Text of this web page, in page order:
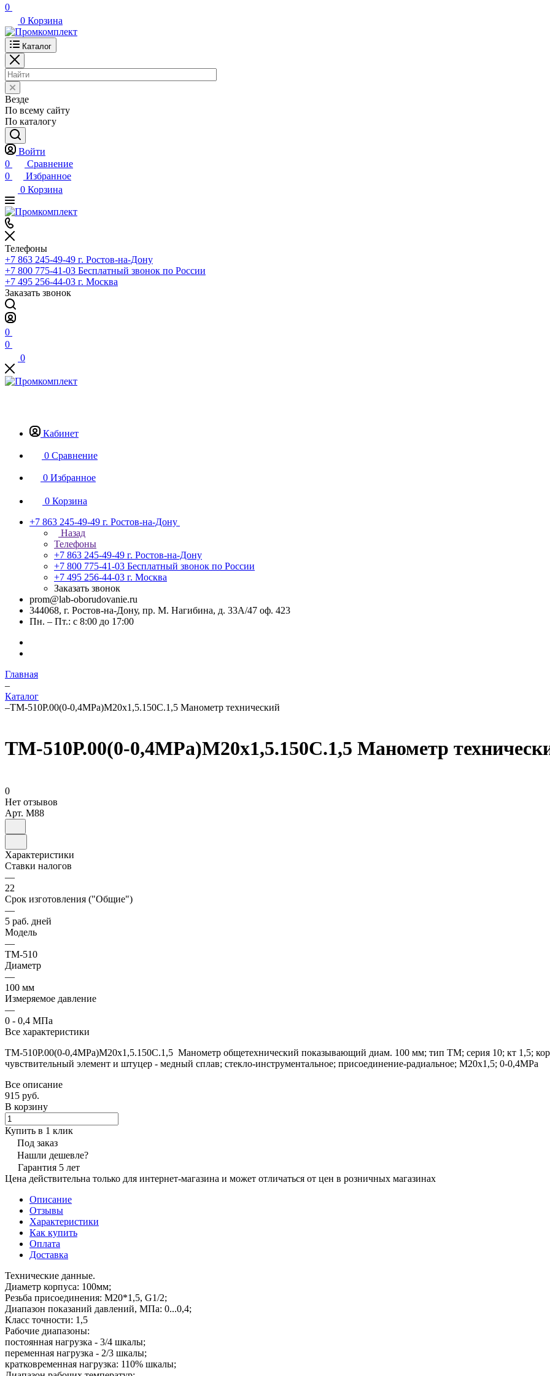
0
0 Корзина
Каталог
Везде
По всему сайту
По каталогу
Войти
0
Сравнение
0
Избранное
0 Корзина
Телефоны
+7 863 245-49-49 г. Ростов-на-Дону
+7 800 775-41-03 Бесплатный звонок по России
+7 495 256-44-03 г. Москва
Заказать звонок
0
0
0
Кабинет
0 Сравнение
0 Избранное
0 Корзина
+7 863 245-49-49 г. Ростов-на-Дону
Назад
Телефоны
+7 863 245-49-49 г. Ростов-на-Дону
+7 800 775-41-03 Бесплатный звонок по России
+7 495 256-44-03 г. Москва
Заказать звонок
prom@lab-oborudovanie.ru
344068, г. Ростов-на-Дону, пр. М. Нагибина, д. 33А/47 оф. 423
Пн. – Пт.: с 8:00 до 17:00
Главная
–
Каталог
–ТМ-510Р.00(0-0,4MPa)М20х1,5.150C.1,5 Манометр технический
ТМ-510Р.00(0-0,4MPa)М20х1,5.150C.1,5 Манометр
0
Нет отзывов
Арт. M88
Характеристики
Ставки налогов
—
22
Срок изготовления ("Общие")
—
5 раб. дней
Модель
—
ТМ-510
Диаметр
—
100 мм
Измеряемое давление
—
0 - 0,4 МПа
Все характеристики
ТМ-510Р.00(0-0,4MPa)М20х1,5.150C.1,5 Манометр общетехнический показывающий диам. 100 мм; тип ТМ; серия 10; кт 1,5;
чувствительный элемент и штуцер - медный сплав; стекло-инструментальное; присоединение-радиальное; М20х1,5; 0-0,4MPa
Все описание
915 руб.
В корзину
Купить в 1 клик
Под заказ
Нашли дешевле?
Гарантия 5 лет
Цена действительна только для интернет-магазина и может отличаться от цен в розничных магазинах
Описание
Отзывы
Характеристики
Как купить
Оплата
Доставка
Технические данные.
Диаметр корпуса: 100мм;
Резьба присоединения: М20*1,5, G1/2;
Диапазон показаний давлений, МПа: 0...0,4;
Класс точности: 1,5
Рабочие диапазоны:
постоянная нагрузка - 3/4 шкалы;
переменная нагрузка - 2/3 шкалы;
кратковременная нагрузка: 110% шкалы;